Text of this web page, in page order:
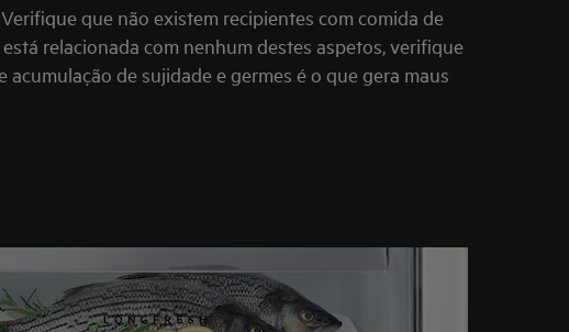
que não existem recipientes com comida de
relacionada com nenhum destes aspetos, verifique
de sujidade e germes é o que gera maus